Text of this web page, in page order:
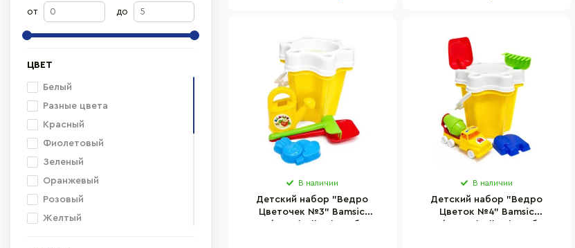
Klein
BABY TEAM
от до
ЦВЕТ
Белый
Разные цвета
Красный
Фиолетовый
Зеленый
Оранжевый
Розовый
Желтый
В наличии
Детский набор "Ведро
Цветочек №3" Bamsic
В наличии
Детский набор "Ведро
Цветок №4" Bamsic